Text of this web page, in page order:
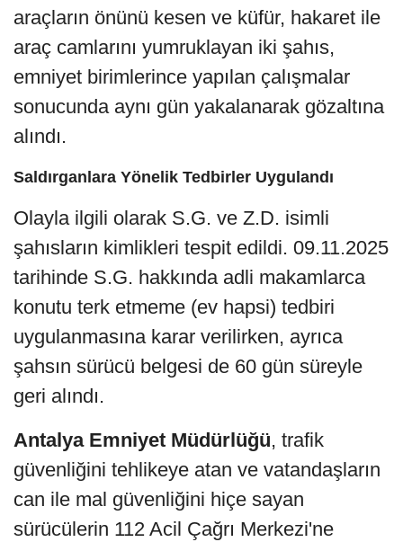
araçların önünü kesen ve küfür, hakaret ile
araç camlarını yumruklayan iki şahıs,
emniyet birimlerince yapılan çalışmalar
sonucunda aynı gün yakalanarak gözaltına
alındı.
Saldırganlara Yönelik Tedbirler Uygulandı
Olayla ilgili olarak S.G. ve Z.D. isimli
şahısların kimlikleri tespit edildi. 09.11.2025
tarihinde S.G. hakkında adli makamlarca
konutu terk etmeme (ev hapsi) tedbiri
uygulanmasına karar verilirken, ayrıca
şahsın sürücü belgesi de 60 gün süreyle
geri alındı.
Antalya Emniyet Müdürlüğü, trafik
güvenliğini tehlikeye atan ve vatandaşların
can ile mal güvenliğini hiçe sayan
sürücülerin 112 Acil Çağrı Merkezi'ne